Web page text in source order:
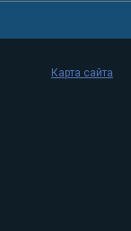
Карта сайта